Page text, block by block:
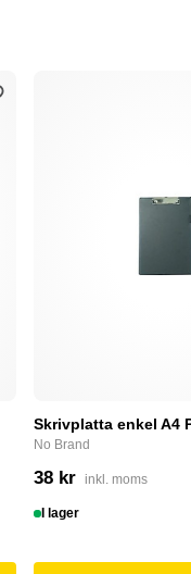
Skrivplatta enkel A4
No Brand
38 kr inkl. moms
I lager